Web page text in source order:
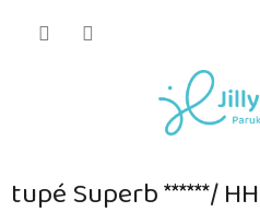
tupé Superb ******/ HH